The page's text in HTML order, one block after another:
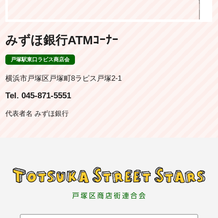
みずほ銀行ATMｺｰﾅｰ
戸塚駅東口ラピス商店会
横浜市戸塚区戸塚町8ラピス戸塚2-1
Tel. 045-871-5551
代表者名 みずほ銀行